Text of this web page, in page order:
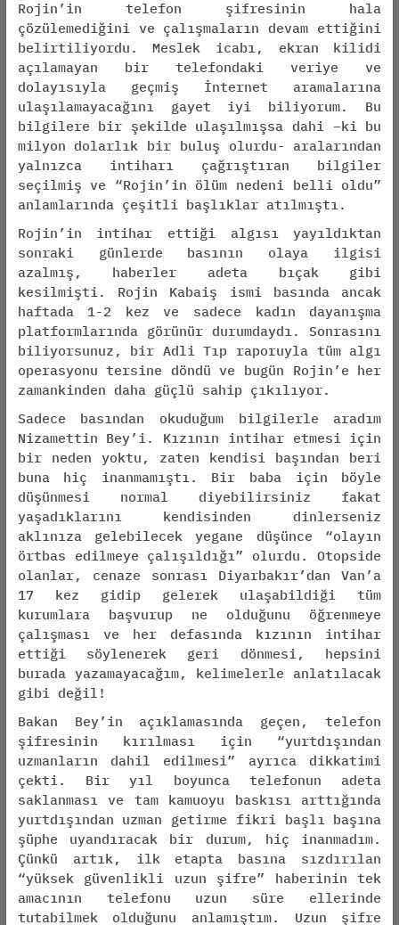
Rojin’in telefon şifresinin hala
çözülemediğini ve çalışmaların devam ettiğini
belirtiliyordu. Meslek icabı, ekran kilidi
açılamayan bir telefondaki veriye ve
dolayısıyla geçmiş İnternet aramalarına
ulaşılamayacağını gayet iyi biliyorum. Bu
bilgilere bir şekilde ulaşılmışsa dahi –ki bu
milyon dolarlık bir buluş olurdu- aralarından
yalnızca intiharı çağrıştıran bilgiler
seçilmiş ve “Rojin’in ölüm nedeni belli oldu”
anlamlarında çeşitli başlıklar atılmıştı.
Rojin’in intihar ettiği algısı yayıldıktan
sonraki günlerde basının olaya ilgisi
azalmış, haberler adeta bıçak gibi
kesilmişti. Rojin Kabaiş ismi basında ancak
haftada 1-2 kez ve sadece kadın dayanışma
platformlarında görünür durumdaydı. Sonrasını
biliyorsunuz, bir Adli Tıp raporuyla tüm algı
operasyonu tersine döndü ve bugün Rojin’e her
zamankinden daha güçlü sahip çıkılıyor.
Sadece basından okuduğum bilgilerle aradım
Nizamettin Bey’i. Kızının intihar etmesi için
bir neden yoktu, zaten kendisi başından beri
buna hiç inanmamıştı. Bir baba için böyle
düşünmesi normal diyebilirsiniz fakat
yaşadıklarını kendisinden dinlerseniz
aklınıza gelebilecek yegane düşünce “olayın
örtbas edilmeye çalışıldığı” olurdu. Otopside
olanlar, cenaze sonrası Diyarbakır’dan Van’a
17 kez gidip gelerek ulaşabildiği tüm
kurumlara başvurup ne olduğunu öğrenmeye
çalışması ve her defasında kızının intihar
ettiği söylenerek geri dönmesi, hepsini
burada yazamayacağım, kelimelerle anlatılacak
gibi değil!
Bakan Bey’in açıklamasında geçen, telefon
şifresinin kırılması için “yurtdışından
uzmanların dahil edilmesi” ayrıca dikkatimi
çekti. Bir yıl boyunca telefonun adeta
saklanması ve tam kamuoyu baskısı arttığında
yurtdışından uzman getirme fikri başlı başına
şüphe uyandıracak bir durum, hiç inanmadım.
Çünkü artık, ilk etapta basına sızdırılan
“yüksek güvenlikli uzun şifre” haberinin tek
amacının telefonu uzun süre ellerinde
tutabilmek olduğunu anlamıştım. Uzun şifre